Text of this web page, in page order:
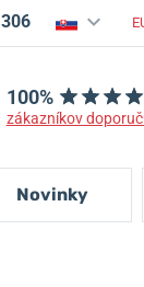
100%
zákazníkov
Novinky